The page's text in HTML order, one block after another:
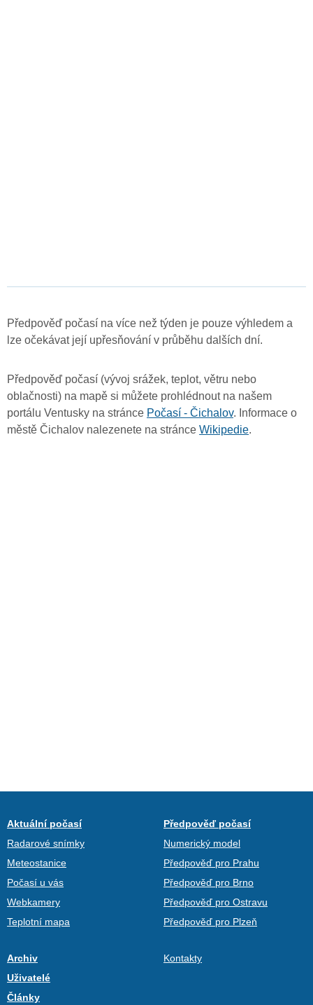
Předpověď počasí na více než týden je pouze výhledem a
lze očekávat její upřesňování v průběhu dalších dní.
Předpověď počasí (vývoj srážek, teplot, větru nebo
oblačnosti) na mapě si můžete prohlédnout na našem
portálu Ventusky na stránce Počasí - Čichalov. Informace o
městě Čichalov nalezenete na stránce Wikipedie.
Aktuální počasí
Radarové snímky
Meteostanice
Počasí u vás
Webkamery
Teplotní mapa
Předpověď počasí
Numerický model
Předpověď pro Prahu
Předpověď pro Brno
Předpověď pro Ostravu
Předpověď pro Plzeň
Archiv
Uživatelé
Články
Kontakty